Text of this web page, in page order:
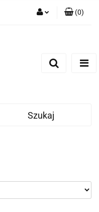
(0)
Szukaj